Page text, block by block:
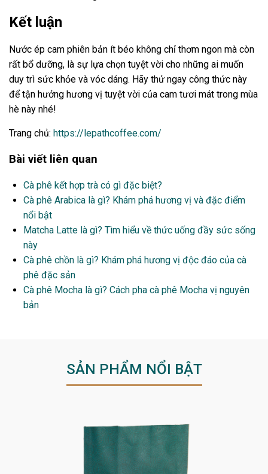
Kết luận
Nước ép cam phiên bản ít béo không chỉ thơm ngon mà còn
rất bổ dưỡng, là sự lựa chọn tuyệt vời cho những ai muốn
duy trì sức khỏe và vóc dáng. Hãy thử ngay công thức này
để tận hưởng hương vị tuyệt vời của cam tươi mát trong mùa
hè này nhé!
Trang chủ: https://lepathcoffee.com/
Bài viết liên quan
Cà phê kết hợp trà có gì đặc biệt?
Cà phê Arabica là gì? Khám phá hương vị và đặc điểm
nổi bật
Matcha Latte là gì? Tìm hiểu về thức uống đầy sức sống
này
Cà phê chồn là gì? Khám phá hương vị độc đáo của cà
phê đặc sản
Cà phê Mocha là gì? Cách pha cà phê Mocha vị nguyên
bản
SẢN PHẨM NỔI BẬT